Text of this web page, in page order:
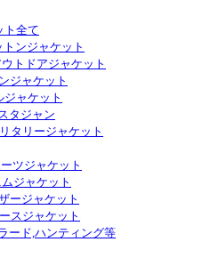
ト全て
トンジャケット
トドアジャケット
ジャケット
ジャケット
タジャン
タリージャケット
ツジャケット
ジャケット
ージャケット
スジャケット
ード,ハンティング等